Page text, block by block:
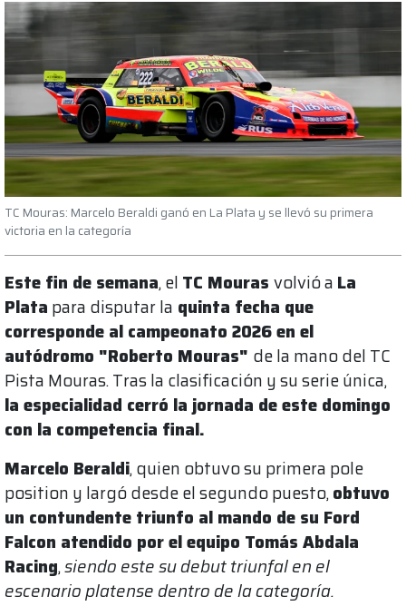
TC Mouras: Marcelo Beraldi ganó en La Plata y se llevó su primera
victoria en la categoría
Este fin de semana, el TC Mouras volvió a La
Plata para disputar la quinta fecha que
corresponde al campeonato 2026 en el
autódromo "Roberto Mouras" de la mano del TC
Pista Mouras. Tras la clasificación y su serie única,
la especialidad cerró la jornada de este domingo
con la competencia final.
Marcelo Beraldi, quien obtuvo su primera pole
position y largó desde el segundo puesto,obtuvo
un contundente triunfo al mando de su Ford
Falcon atendido por el equipo Tomás Abdala
Racing,siendo este su debut triunfal en el
escenario platense dentro de la categoría.